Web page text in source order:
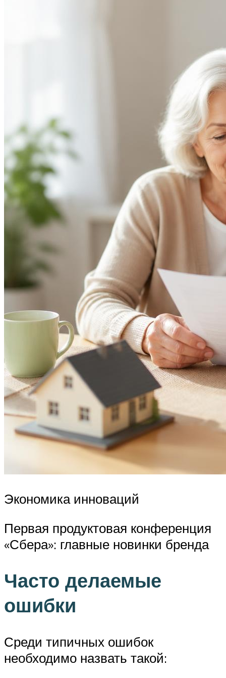
Экономика инноваций
Первая продуктовая конференция
«Сбера»: главные новинки бренда
Часто делаемые
ошибки
Среди типичных ошибок
необходимо назвать такой: